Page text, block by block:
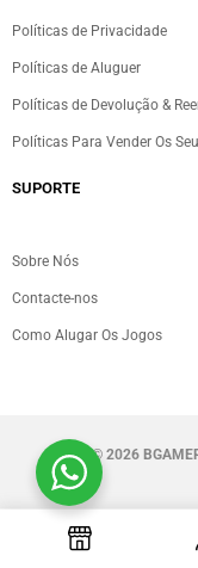
Políticas de Privacidade
Políticas de Aluguer
Políticas de Devolução &
Políticas Para Vender Os
SUPORTE
Sobre Nós
Contacte-nos
Como Alugar Os Jogos
© 2026